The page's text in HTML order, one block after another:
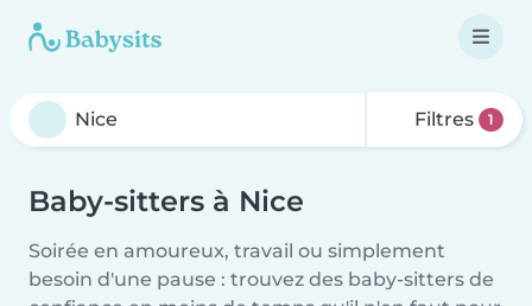
Filtres 1
Baby-sitters à Nice
Soirée en amoureux, travail ou simplement
besoin d'une pause : trouvez des baby-sitters de